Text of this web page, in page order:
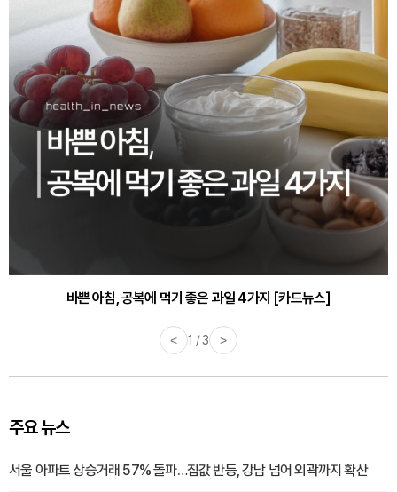
바쁜 아침, 공복에 먹기 좋은 과일 4가지 [카드뉴스]
< 1 / 3 >
주요 뉴스
서울 아파트 상승거래 57% 돌파…집값 반등, 강남 넘어 외곽까지 확산